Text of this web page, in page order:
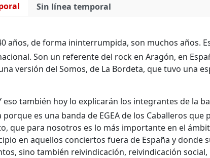
Sin línea temporal
años, de forma ininterrumpida, son muchos años.
Son un referente del rock en Aragón, en
versión del Somos, de La Bordeta, que tuvo una
eso también hoy lo explicarán los integrantes de la
es una banda de EGEA de los Caballeros que
que para nosotros es lo más importante en el
en aquellos conciertos fuera de España y donde
sino también reivindicación, reivindicación